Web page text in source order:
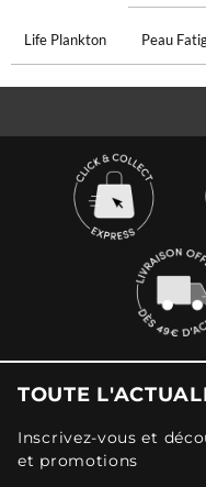
Life Plankton Peau
TOUTE
Inscrivez-vous et
et promotions